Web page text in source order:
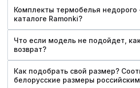
Комплекты термобелья недорого
каталоге Ramonki?
Что если модель не подойдет,
возврат?
Как подобрать свой размер?
белорусские размеры